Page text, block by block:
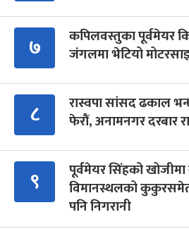
७
कपिलवस्तुका पूर्वमेयर
जंगलमा भेटियो
८
रास्वपा सांसद ढकाल
फेरौं, अनामनगर दरबार
९
पूर्वमेयर सिंहको
विमानस्थलको कुकुरसमेत
पनि निगरानी